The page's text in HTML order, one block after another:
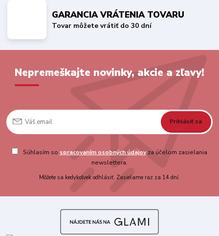
GARANCIA VRÁTENIA TOVARU
Tovar môžete vrátiť do 30 dní
Nepremeškajte novinky, akcie a zľavy!
Prihlásiť sa
Súhlasím so spracovaním osobných údajovza účelom zasielania
newslettera.
Môžete sa kedykoľvek odhlásiť. Zasielame raz za 14 dní.